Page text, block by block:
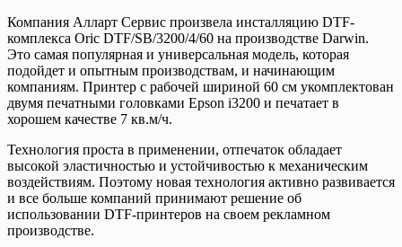
Компания Алларт Сервис произвела инсталляцию DTF-
комплекса Oric DTF/SB/3200/4/60 на производстве Darwin.
Это самая популярная и универсальная модель, которая
подойдет и опытным производствам, и начинающим
компаниям. Принтер с рабочей шириной 60 см укомплектован
двумя печатными головками Epson i3200 и печатает в
хорошем качестве 7 кв.м/ч.
Технология проста в применении, отпечаток обладает
высокой эластичностью и устойчивостью к механическим
воздействиям. Поэтому новая технология активно развивается
и все больше компаний принимают решение об
использовании DTF-принтеров на своем рекламном
производстве.